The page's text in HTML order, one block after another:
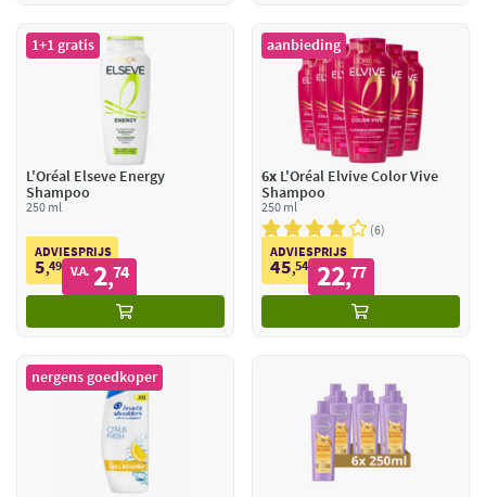
1+1 gratis
L'Oréal Elseve Energy
Shampoo
250 ml
ADVIESPRIJS
5,49 V.A. 2,74
aanbieding
6xL'Oréal Elvive Color Vive
Shampoo
250 ml
6
ADVIESPRIJS
45,54 22,77
nergens goedkoper